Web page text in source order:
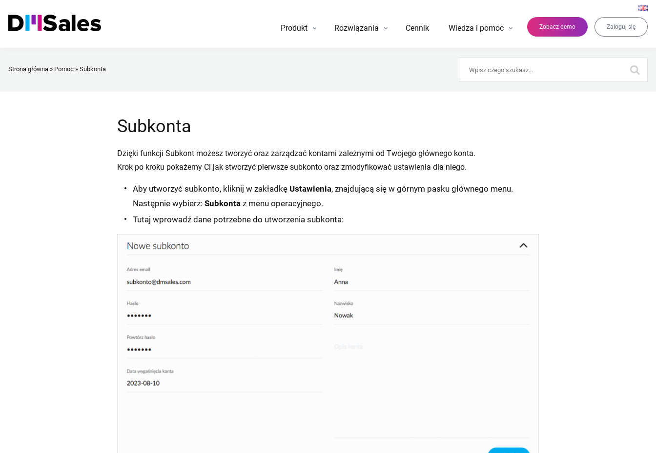
Zobacz demo Zaloguj się
Produkt Rozwiązania Cennik Wiedza i pomoc
Strona główna » Pomoc » Subkonta
Subkonta
Dzięki funkcji Subkont możesz tworzyć oraz zarządzać kontami zależnymi od Twojego głównego konta.
Krok po kroku pokażemy Ci jak stworzyć pierwsze subkonto oraz zmodyfikować ustawienia dla niego.
Aby utworzyć subkonto, kliknij w zakładkę Ustawienia, znajdującą się w górnym pasku głównego menu.
Następnie wybierz:Subkonta z menu operacyjnego.
Tutaj wprowadź dane potrzebne do utworzenia subkonta: